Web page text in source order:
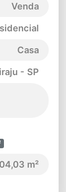
Venda
Casa
- SP
m²